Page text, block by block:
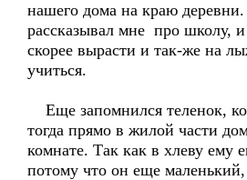
нашего дома на краю
рассказывал мне про школу, и
скорее вырасти и так-же на
учиться.
Еще запомнился теленок,
тогда прямо в жилой части
комнате. Так как в хлеву ему
потому что он еще маленький,